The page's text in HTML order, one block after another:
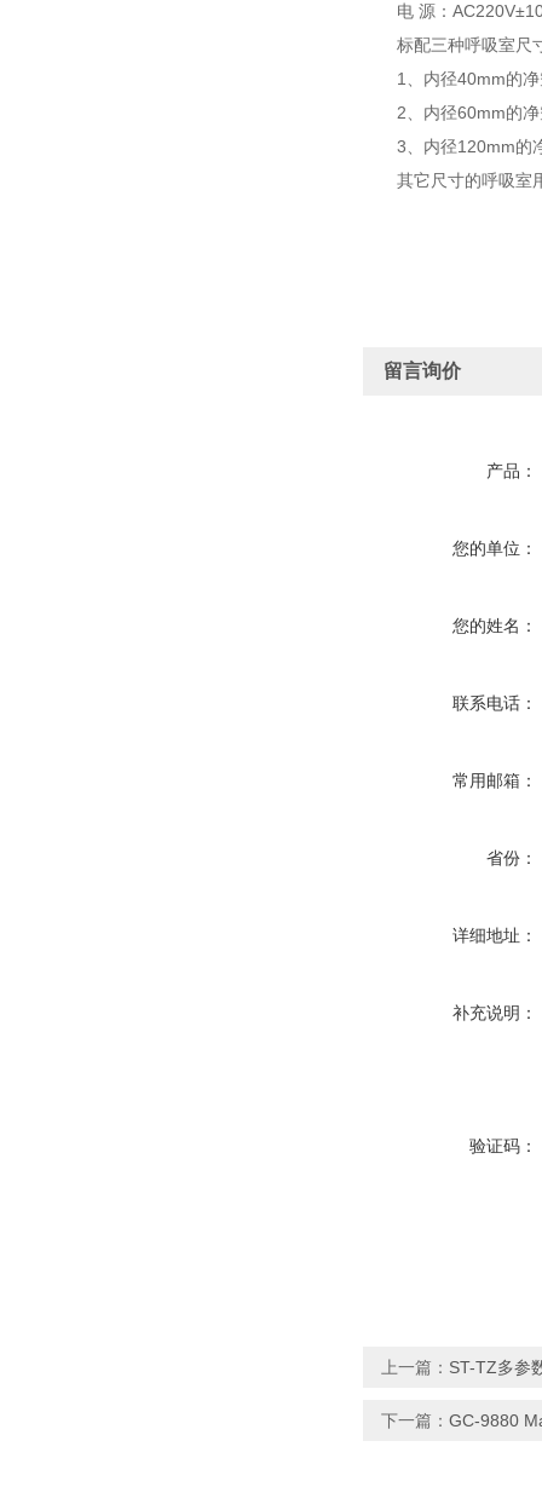
电 源：
标配三种呼吸室尺
1、内径40mm的净
2、内径60mm的净
3、内径120mm的
其它尺寸的呼吸室用
留言询价
产品：
您的单位：
您的姓名：
联系电话：
常用邮箱：
省份：
详细地址：
补充说明：
验证码：
上一篇： ST-TZ多参
下一篇： GC-9880